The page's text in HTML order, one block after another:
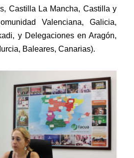
Castilla La Mancha, Castilla y
Valenciana, Galicia,
y Delegaciones en Aragón,
Baleares, Canarias).